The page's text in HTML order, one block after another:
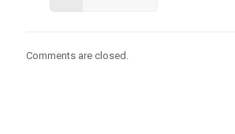
Comments are closed.